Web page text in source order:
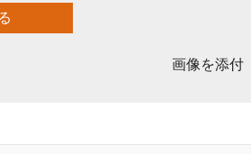
画像を添付